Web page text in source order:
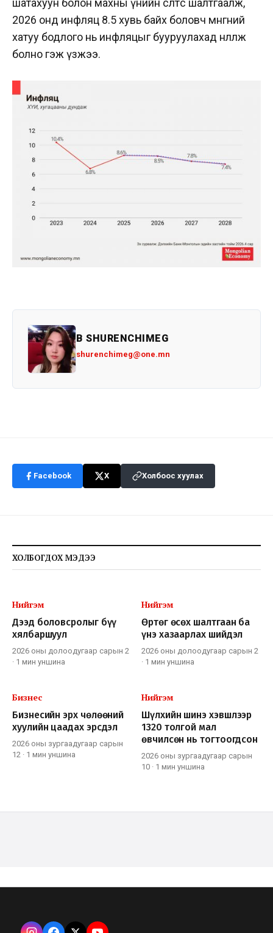
шатахуун болон махны үнийн өсөлтөөс шалтгаалж,
2026 онд инфляц 8.5 хувь байх боловч мөнгөний
хатуу бодлого нь инфляцыг бууруулахад нөлөөлж
болно гэж үзжээ.
B SHURENCHIMEG
shurenchimeg@one.mn
Facebook X Холбоос хуулах
ХОЛБОГДОХ МЭДЭЭ
Нийгэм
Дээд боловсролыг бүү
хялбаршуул
2026 оны долоодугаар сарын 2
· 1 мин уншина
Нийгэм
Өртөг өсөх шалтгаан ба
үнэ хазаарлах шийдэл
2026 оны долоодугаар сарын 2
· 1 мин уншина
Бизнес
Бизнесийн эрх чөлөөний
хуулийн цаадах эрсдэл
2026 оны зургаадугаар сарын
12 · 1 мин уншина
Нийгэм
Шүлхийн шинэ хэвшлээр
1320 толгой мал
өвчилсөн нь тогтоогдсон
2026 оны зургаадугаар сарын
10 · 1 мин уншина